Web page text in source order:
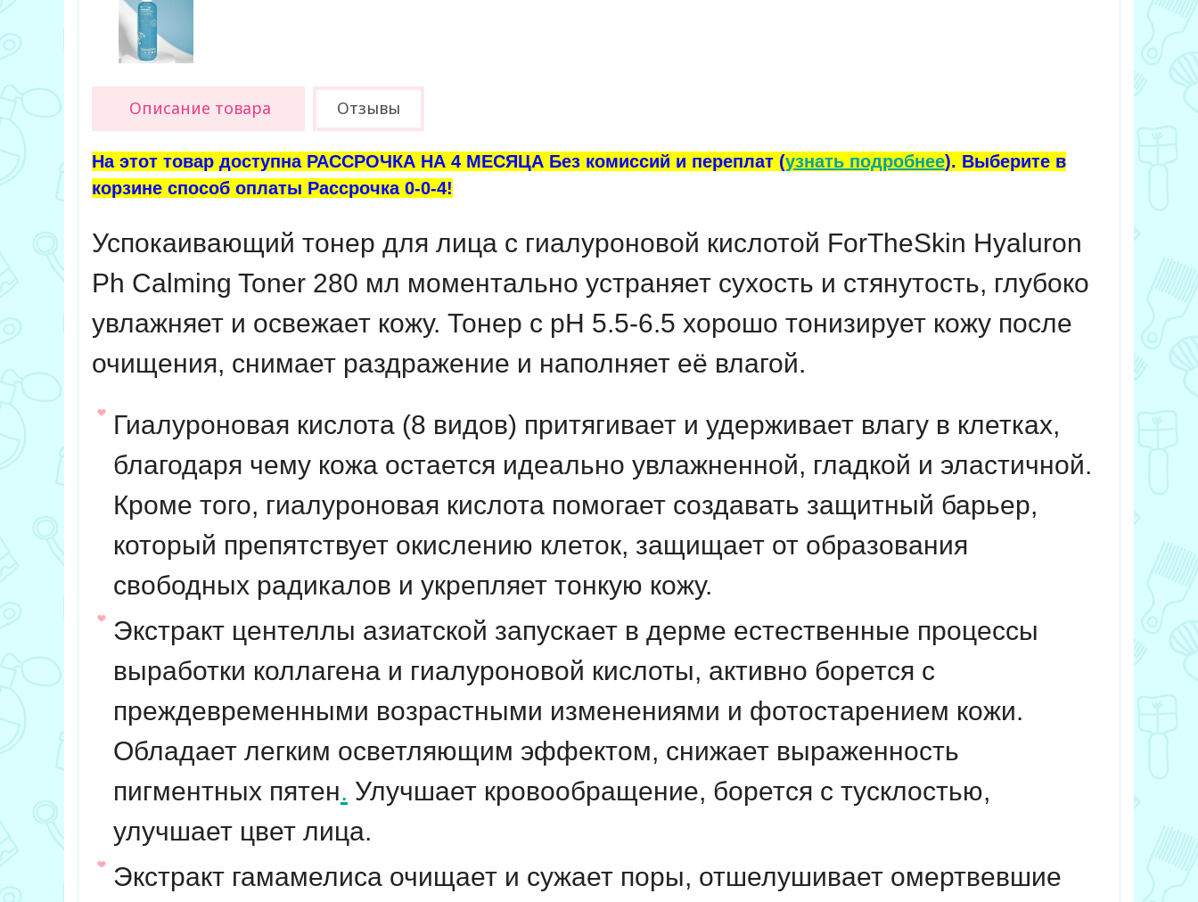
Описание товара Отзывы
На этот товар доступна РАССРОЧКА НА 4 МЕСЯЦА Без комиссий и переплат (узнать подробнее). Выберите в
корзине способ оплаты Рассрочка 0-0-4!
Успокаивающий тонер для лица с гиалуроновой кислотой ForTheSkin Hyaluron
Ph Calming Toner 280 мл моментально устраняет сухость и стянутость, глубоко
увлажняет и освежает кожу. Тонер с pH 5.5-6.5 хорошо тонизирует кожу после
очищения, снимает раздражение и наполняет её влагой.
Гиалуроновая кислота (8 видов) притягивает и удерживает влагу в клетках,
благодаря чему кожа остается идеально увлажненной, гладкой и эластичной.
Кроме того, гиалуроновая кислота помогает создавать защитный барьер,
который препятствует окислению клеток, защищает от образования
свободных радикалов и укрепляет тонкую кожу.
Экстракт центеллы азиатской запускает в дерме естественные процессы
выработки коллагена и гиалуроновой кислоты, активно борется с
преждевременными возрастными изменениями и фотостарением кожи.
Обладает легким осветляющим эффектом, снижает выраженность
пигментных пятен. Улучшает кровообращение, борется с тусклостью,
улучшает цвет лица.
Экстракт гамамелиса очищает и сужает поры, отшелушивает омертвевшие